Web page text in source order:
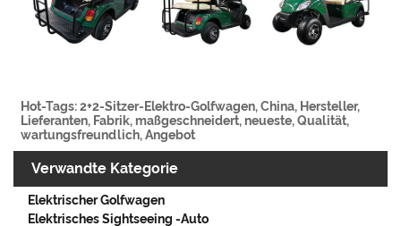
Hot-Tags: 2+2-Sitzer-Elektro-Golfwagen, China, Hersteller,
Lieferanten, Fabrik, maßgeschneidert, neueste, Qualität,
wartungsfreundlich, Angebot
Verwandte Kategorie
Elektrischer Golfwagen
Elektrisches Sightseeing -Auto